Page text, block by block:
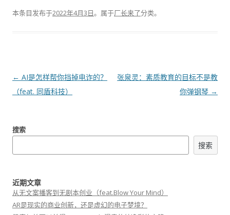
器
本条目发布于2022年4月3日。属于厂长来了分类。
文
章
← AI是怎样帮你挡掉电诈的？
（feat. 同盾科技）
张泉灵：素质教育的目标不是教
你弹钢琴 →
搜索
搜索
近期文章
从无文案播客到无剧本创业（feat.Blow Your Mind）
AR是现实的商业创新，还是虚幻的电子梦境？